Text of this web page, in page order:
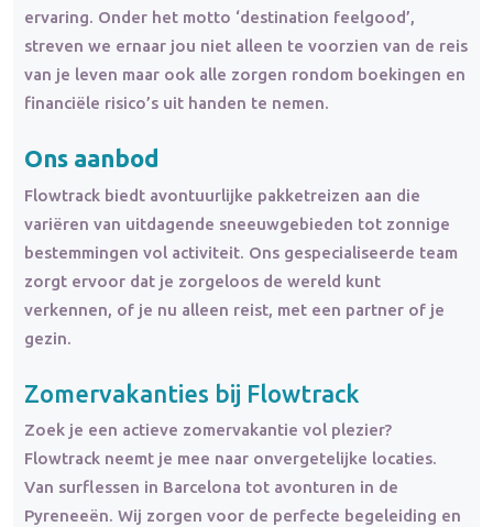
ervaring. Onder het motto ‘destination feelgood’,
streven we ernaar jou niet alleen te voorzien van de reis
van je leven maar ook alle zorgen rondom boekingen en
financiële risico’s uit handen te nemen.
Ons aanbod
Flowtrack biedt avontuurlijke pakketreizen aan die
variëren van uitdagende sneeuwgebieden tot zonnige
bestemmingen vol activiteit. Ons gespecialiseerde team
zorgt ervoor dat je zorgeloos de wereld kunt
verkennen, of je nu alleen reist, met een partner of je
gezin.
Zomervakanties bij Flowtrack
Zoek je een actieve zomervakantie vol plezier?
Flowtrack neemt je mee naar onvergetelijke locaties.
Van surflessen in Barcelona tot avonturen in de
Pyreneeën. Wij zorgen voor de perfecte begeleiding en